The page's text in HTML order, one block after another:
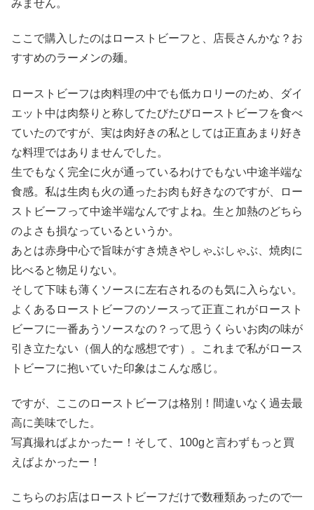
みません。
ここで購入したのはローストビーフと、店長さんかな？お
すすめのラーメンの麺。
ローストビーフは肉料理の中でも低カロリーのため、ダイ
エット中は肉祭りと称してたびたびローストビーフを食べ
ていたのですが、実は肉好きの私としては正直あまり好き
な料理ではありませんでした。
生でもなく完全に火が通っているわけでもない中途半端な
食感。私は生肉も火の通ったお肉も好きなのですが、ロー
ストビーフって中途半端なんですよね。生と加熱のどちら
のよさも損なっているというか。
あとは赤身中心で旨味がすき焼きやしゃぶしゃぶ、焼肉に
比べると物足りない。
そして下味も薄くソースに左右されるのも気に入らない。
よくあるローストビーフのソースって正直これがロースト
ビーフに一番あうソースなの？って思うくらいお肉の味が
引き立たない（個人的な感想です）。これまで私がロース
トビーフに抱いていた印象はこんな感じ。
ですが、ここのローストビーフは格別！間違いなく過去最
高に美味でした。
写真撮ればよかったー！そして、100gと言わずもっと買
えばよかったー！
こちらのお店はローストビーフだけで数種類あったので一